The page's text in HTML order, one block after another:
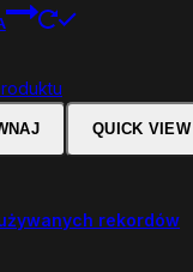
QUICK VIEW
rekordów